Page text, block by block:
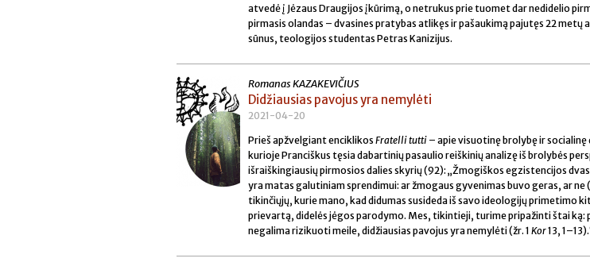
atvedė į Jėzaus Draugijos įkūrimą, o netrukus prie tuomet dar nedidelio
pirmasis olandas – dvasines pratybas atlikęs ir pašaukimą pajutęs 22 metų
sūnus, teologijos studentas Petras Kanizijus.
Romanas KAZAKEVIČIUS
Didžiausias pavojus yra nemylėti
2021-04-20
Prieš apžvelgiant enciklikos Fratelli tutti – apie visuotinę brolybę ir
kurioje Pranciškus tęsia dabartinių pasaulio reiškinių analizę iš brolybės
išraiškingiausių pirmosios dalies skyrių (92): „Žmogiškos egzistencijos
yra matas galutiniam sprendimui: ar žmogaus gyvenimas buvo geras, ar ne
tikinčiųjų, kurie mano, kad didumas susideda iš savo ideologijų primetimo
prievartą, didelės jėgos parodymo. Mes, tikintieji, turime pripažinti štai ką:
negalima rizikuoti meile, didžiausias pavojus yra nemylėti (žr. 1 Kor13,